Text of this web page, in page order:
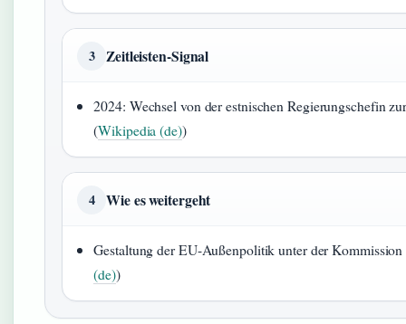
3 Zeitleisten-Signal
2024: Wechsel von der estnischen Regierungschefin
(Wikipedia (de))
4 Wie es weitergeht
Gestaltung der EU-Außenpolitik unter der
(de))